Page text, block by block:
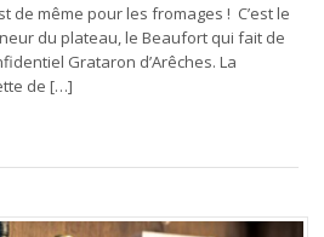
de même pour les fromages ! C’est le
du plateau, le Beaufort qui fait de
Grataron d’Arêches. La
de […]